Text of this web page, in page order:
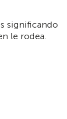
significando
le rodea.